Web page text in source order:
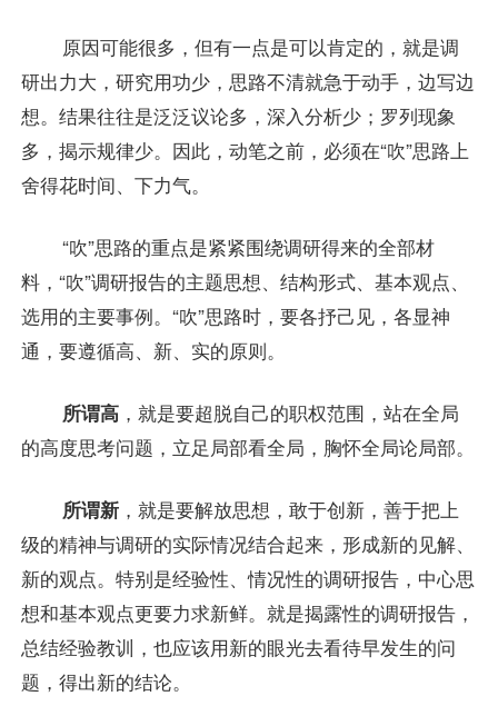
原因可能很多，但有一点是可以肯定的，就是调
研出力大，研究用功少，思路不清就急于动手，边写边
想。结果往往是泛泛议论多，深入分析少；罗列现象
多，揭示规律少。因此，动笔之前，必须在“吹”思路上
舍得花时间、下力气。
“吹”思路的重点是紧紧围绕调研得来的全部材
料，“吹”调研报告的主题思想、结构形式、基本观点、
选用的主要事例。“吹”思路时，要各抒己见，各显神
通，要遵循高、新、实的原则。
所谓高，就是要超脱自己的职权范围，站在全局
的高度思考问题，立足局部看全局，胸怀全局论局部。
所谓新，就是要解放思想，敢于创新，善于把上
级的精神与调研的实际情况结合起来，形成新的见解、
新的观点。特别是经验性、情况性的调研报告，中心思
想和基本观点更要力求新鲜。就是揭露性的调研报告，
总结经验教训，也应该用新的眼光去看待早发生的问
题，得出新的结论。